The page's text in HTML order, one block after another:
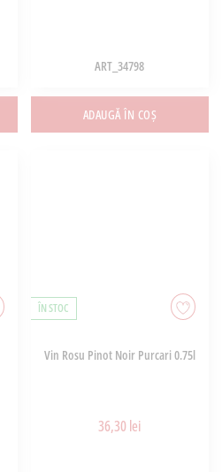
ART_34798
ADAUGĂ ÎN COȘ
ÎN STOC
Vin Rosu Pinot Noir Purcari 0.75l
36,30 lei